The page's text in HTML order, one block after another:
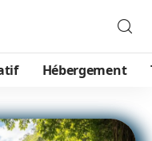
Hébergement